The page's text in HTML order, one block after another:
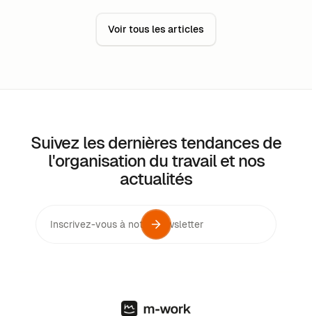
entreprises créent des environnements de travail
efficaces et adaptables. Des outils comme m-work
Voir tous les articles
Suivez les dernières tendances de
l'organisation du travail et nos
actualités